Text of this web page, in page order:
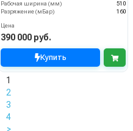
Рабочая ширина (мм)
510
Разряжение (мБар)
160
Цена
390 000 руб.
Купить
1
2
3
4